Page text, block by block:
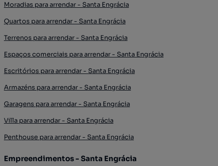
Moradias para arrendar - Santa Engrácia
Quartos para arrendar - Santa Engrácia
Terrenos para arrendar - Santa Engrácia
Espaços comerciais para arrendar - Santa Engrácia
Escritórios para arrendar - Santa Engrácia
Armazéns para arrendar - Santa Engrácia
Garagens para arrendar - Santa Engrácia
Villa para arrendar - Santa Engrácia
Penthouse para arrendar - Santa Engrácia
Empreendimentos - Santa Engrácia